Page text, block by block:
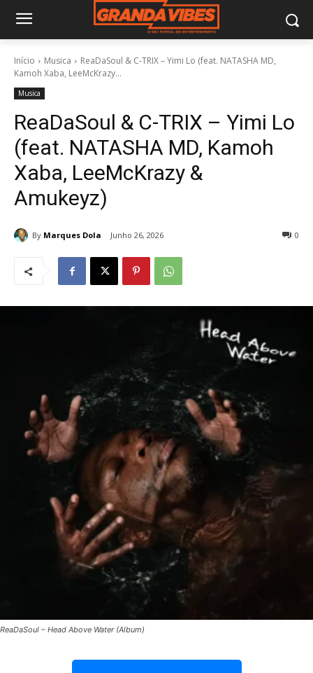
Início Musica
ReaDaSoul & C-TRIX – Yimi Lo (feat. NATASHA MD,
Kamoh Xaba, LeeMcKrazy...
Musica
ReaDaSoul & C-TRIX – Yimi Lo
(feat. NATASHA MD, Kamoh
Xaba, LeeMcKrazy &
Amukeyz)
By Marques Dola Junho 26, 2026 0
ReaDaSoul – Head Above Water (Album)